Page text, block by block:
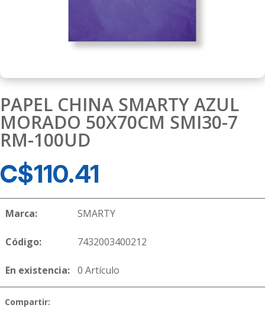
PAPEL CHINA SMARTY AZUL
MORADO 50X70CM SMI30-7
RM-100UD
C$110.41
Marca: SMARTY
Código: 7432003400212
En existencia: 0 Artículo
Compartir: